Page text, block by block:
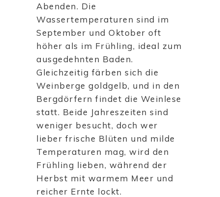
Abenden. Die
Wassertemperaturen sind im
September und Oktober oft
höher als im Frühling, ideal zum
ausgedehnten Baden.
Gleichzeitig färben sich die
Weinberge goldgelb, und in den
Bergdörfern findet die Weinlese
statt. Beide Jahreszeiten sind
weniger besucht, doch wer
lieber frische Blüten und milde
Temperaturen mag, wird den
Frühling lieben, während der
Herbst mit warmem Meer und
reicher Ernte lockt.